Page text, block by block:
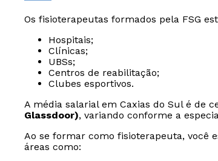
Os fisioterapeutas formados pela FSG
Hospitais;
Clínicas;
UBSs;
Centros de reabilitação;
Clubes esportivos.
A média salarial em Caxias do Sul é de
Glassdoor), variando conforme a
Ao se formar como fisioterapeuta, você
áreas como: